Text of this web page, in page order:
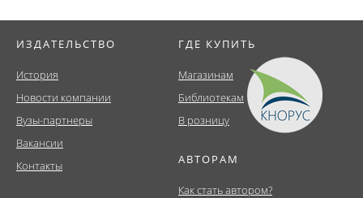
ИЗДАТЕЛЬСТВО
История
Новости компании
Вузы-партнеры
Вакансии
Контакты
ГДЕ КУПИТЬ
Магазинам
Библиотекам
В розницу
АВТОРАМ
Как стать автором?